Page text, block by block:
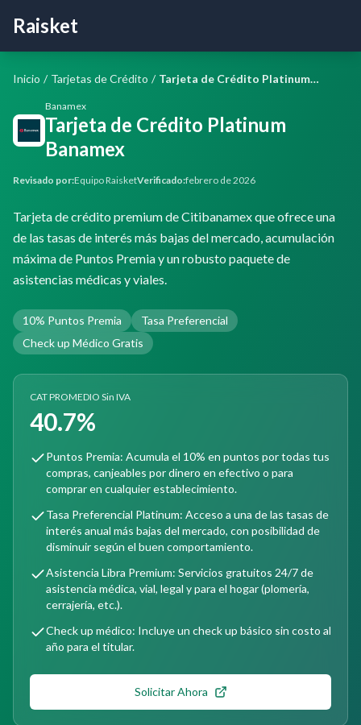
Raisket
Inicio / Tarjetas de Crédito / Tarjeta de Crédito Platinum Banamex
Banamex
Tarjeta de Crédito Platinum
Banamex
Revisado por:Equipo RaisketVerificado:febrero de 2026
Tarjeta de crédito premium de Citibanamex que ofrece una
de las tasas de interés más bajas del mercado, acumulación
máxima de Puntos Premia y un robusto paquete de
asistencias médicas y viales.
10% Puntos Premia
Tasa Preferencial
Check up Médico Gratis
CAT PROMEDIO Sin IVA
40.7%
Puntos Premia: Acumula el 10% en puntos por todas tus
compras, canjeables por dinero en efectivo o para
comprar en cualquier establecimiento.
Tasa Preferencial Platinum: Acceso a una de las tasas de
interés anual más bajas del mercado, con posibilidad de
disminuir según el buen comportamiento.
Asistencia Libra Premium: Servicios gratuitos 24/7 de
asistencia médica, vial, legal y para el hogar (plomería,
cerrajería, etc.).
Check up médico: Incluye un check up básico sin costo al
año para el titular.
Solicitar Ahora